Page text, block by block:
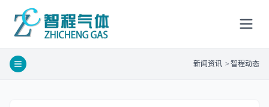
新闻资讯 >智程动态